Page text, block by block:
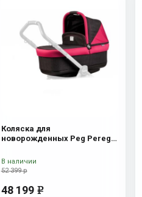
Коляска для
новорожденных Peg Perego
52 399 р
48 199 e
В наличии